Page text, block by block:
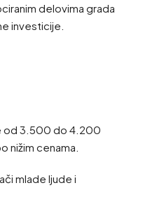
delovima grada
investicije.
od 3.500 do 4.200
nižim cenama.
mlade ljude i